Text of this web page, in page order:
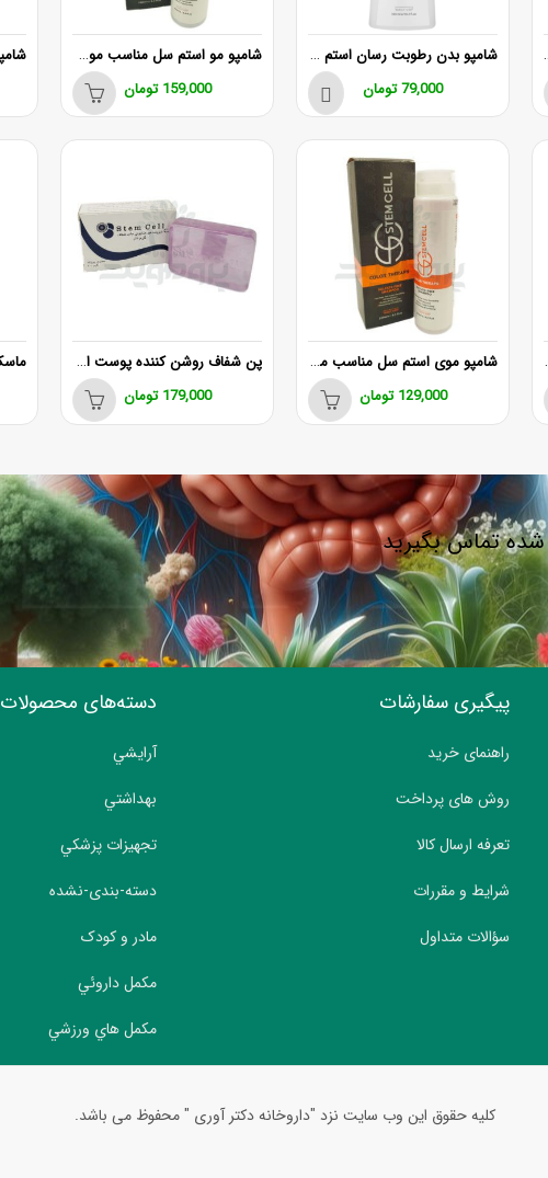
میلی لیتر شامپو بدن رطوبت رسان استم سل مناسب پوست خشک و اگزمایی
79,000تومان
شامپو مو استم سل مناسب موهای خشک و آسیب دیده 250 میلی لیتر
159,000 تومان
چرب شامپو موی استم سل مناسب موهای رنگ شده و هایلایت
129,000 تومان
پن شفاف روشن کننده پوست استم سل
179,000 تومان
شده تماس بگیرید
پیگیری سفارشات
راهنمای خرید
روش های پرداخت
تعرفه ارسال کالا
شرایط و مقررات
سؤالات متداول
دسته‌های محصولات
آرايشي
بهداشتي
تجهيزات پزشکي
دسته-بندی-نشده
مادر و کودک
مکمل داروئي
مکمل هاي ورزشي
کلیه حقوق این وب سایت نزد "داروخانه دکتر آوری " محفوظ می باشد.